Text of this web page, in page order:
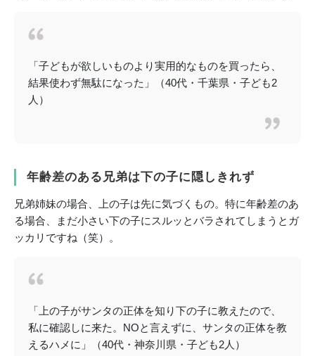
「子どもが欲しいものより実用的なものを買ったら、
結果使わず無駄になった」（40代・千葉県・子ども2
人）
年齢差のある兄弟は下の子に隠しきれず
兄弟姉妹の場合、上の子は先に気づくもの。特に年齢差のあ
る場合、まだ小さい下の子にスルッとバラされてしまうとガ
ッカリですね（笑）。
「上の子がサンタの正体を知り下の子に教えたので、
私に確認しに来た。NOと言えずに、サンタの正体を教
えるハメに」（40代・神奈川県・子ども2人）